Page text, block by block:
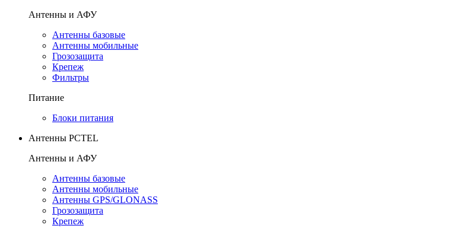
Антенны и АФУ
Антенны базовые
Антенны мобильные
Грозозащита
Крепеж
Фильтры
Питание
Блоки питания
Антенны PCTEL
Антенны и АФУ
Антенны базовые
Антенны мобильные
Антенны GPS/GLONASS
Грозозащита
Крепеж